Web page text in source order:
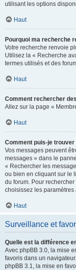
utilisant les options
Haut
Pourquoi ma recherche
Votre recherche renvoie
Utilisez la « Recherche
termes utilisés et des
Haut
Comment rechercher
Allez sur la page «
Haut
Comment puis-je
Vos messages peuvent
messages » dans le
« Rechercher les
ou bien en cliquant sur le
du forum. Pour
choisissez les paramètres
Haut
Surveillance et
Quelle est la différence
Avec phpBB 3.0, la mise
favoris dans un
phpBB 3.1, la mise en